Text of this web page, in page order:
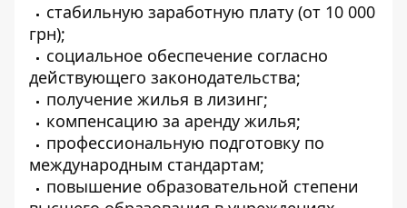
стабильную заработную плату (от 10 000
грн);
социальное обеспечение согласно
действующего законодательства;
получение жилья в лизинг;
компенсацию за аренду жилья;
профессиональную подготовку по
международным стандартам;
повышение образовательной степени